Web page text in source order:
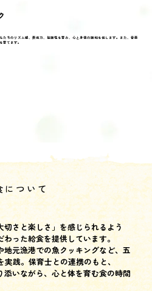
ちのリズム感、表現力、協調性を育み、心と身体の調和を促します。また、音楽
育てます。
について
さと楽しさ」を感じられるよう
った給食を提供しています。
元漁港での魚クッキングなど、五
践。保育士との連携のもと、
いながら、心と体を育む食の時間